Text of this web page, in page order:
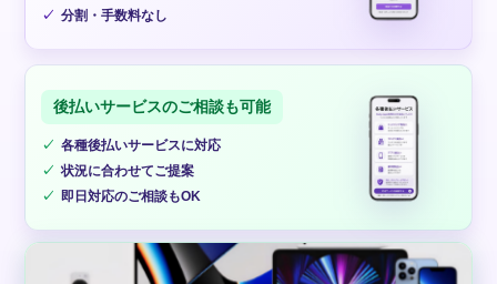
分割・手数料なし
後払いサービスのご相談も可能
各種後払いサービスに対応
状況に合わせてご提案
即日対応のご相談もOK